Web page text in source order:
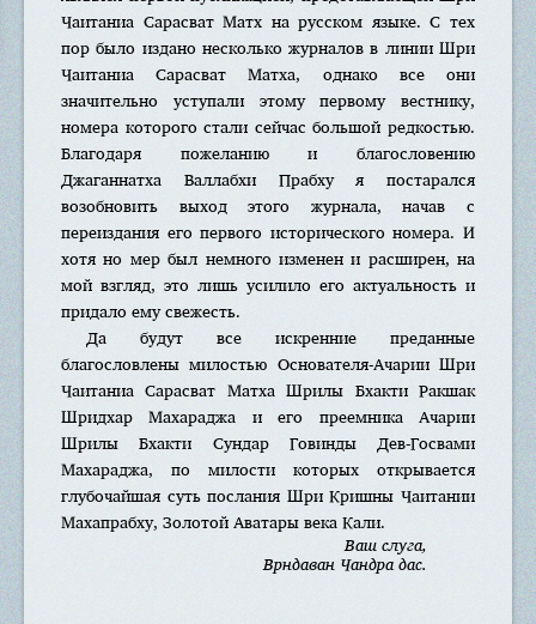
Чаитаниа Сарасват Матх на русском языке. С тех
пор было издано несколько журналов в линии Шри
Чаитаниа Сарасват Матха, однако все они
значительно уступали этому первому вестнику,
номера которого стали сейчас большой редкостью.
Благодаря пожеланию и благословению
Джаганнатха Валлабхи Прабху я постарался
возобновить выход этого журнала, начав с
переиздания его первого исторического номера. И
хотя но мер был немного изменен и расширен, на
мой взгляд, это лишь усилило его актуальность и
придало ему свежесть.
Да будут все искренние преданные
благословлены милостью Основателя-Ачарии Шри
Чаитаниа Сарасват Матха Шрилы Бхакти Ракшак
Шридхар Махараджа и его преемника Ачарии
Шрилы Бхакти Сундар Говинды Дев-Госвами
Махараджа, по милости которых открывается
глубочайшая суть послания Шри Кришны Чаитании
Махапрабху, Золотой Аватары века Кали.
Ваш слуга,
Врндаван Чандра дас.